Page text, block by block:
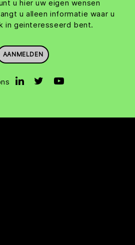
u hier uw eigen wensen
u alleen informatie waar u
in geinteresseerd bent.
AANMELDEN